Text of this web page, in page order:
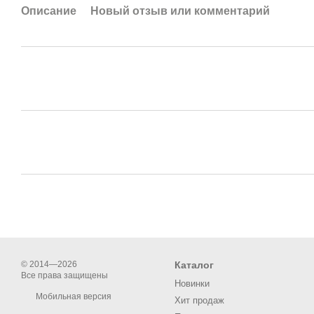
Описание Новый отзыв или комментарий
© 2014—2026
Все права защищены
Мобильная версия
Каталог
Новинки
Хит продаж